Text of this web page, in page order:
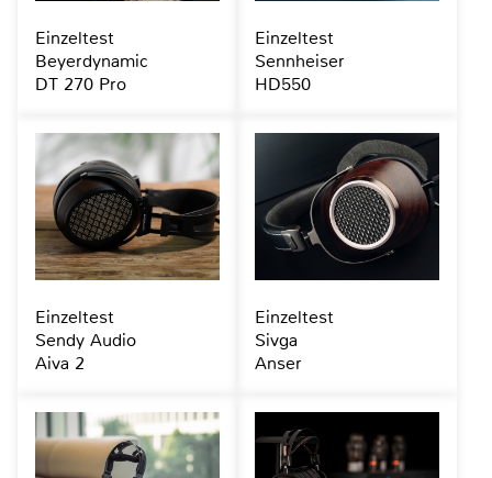
Einzeltest
Beyerdynamic
DT 270 Pro
Einzeltest
Sennheiser
HD550
Einzeltest
Sendy Audio
Aiva 2
Einzeltest
Sivga
Anser